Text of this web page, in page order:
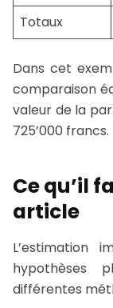
Totaux
Dans cet
comparaison
valeur de la
725’000 francs.
Ce qu’il
article
L’estimation
hypothèses
différentes